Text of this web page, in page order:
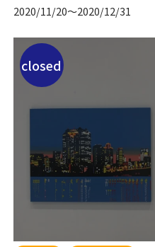
2020/11/20〜2020/12/31
closed